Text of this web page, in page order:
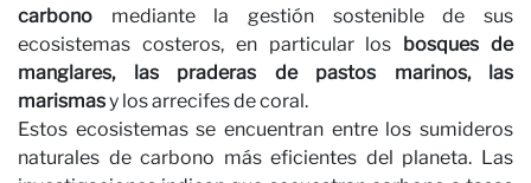
carbono mediante la gestión sostenible de sus
ecosistemas costeros, en particular los bosques de
manglares, las praderas de pastos marinos, las
marismasy los arrecifes de coral.
Estos ecosistemas se encuentran entre los sumideros
naturales de carbono más eficientes del planeta. Las